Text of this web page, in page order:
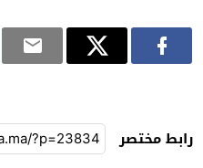
رابط مختصر